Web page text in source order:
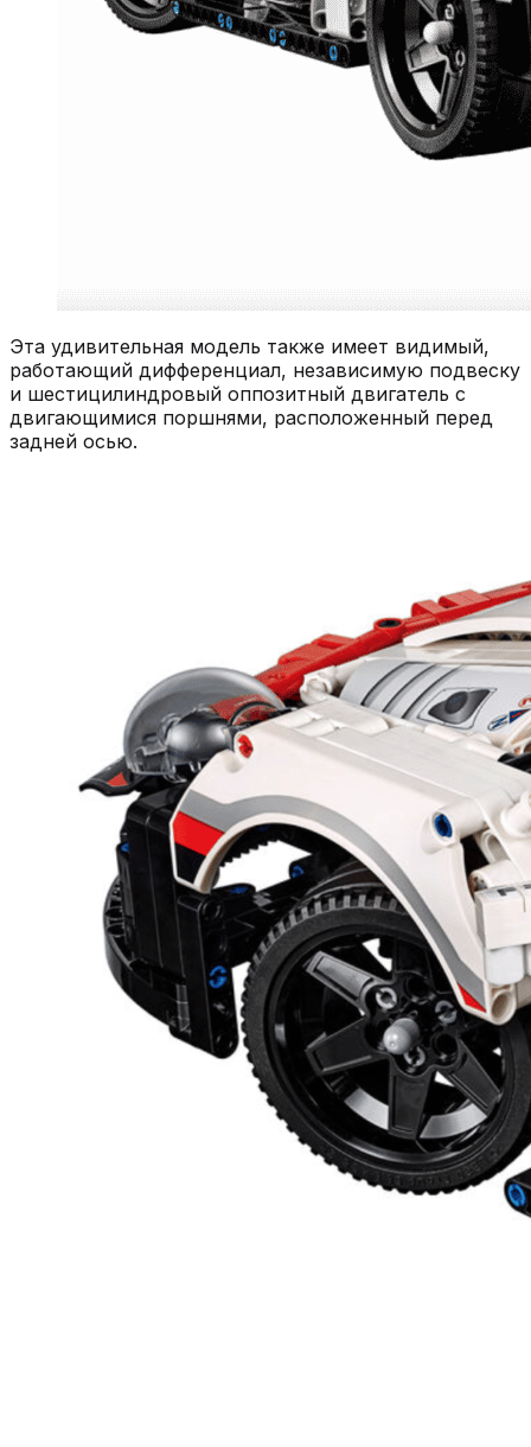
Эта удивительная модель также имеет видимый,
работающий дифференциал, независимую подвеску
и шестицилиндровый оппозитный двигатель с
двигающимися поршнями, расположенный перед
задней осью.